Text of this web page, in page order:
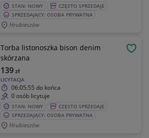
STAN: NOWY
CZĘSTO SPRZEDAJE
SPRZEDAJĄCY: OSOBA PRYWATNA
Hrubieszów
Torba listonoszka bison denim
skórzana
LICYTACJA
139zł
06:05:55 do końca
0 osób licytuje
STAN: NOWY
CZĘSTO SPRZEDAJE
SPRZEDAJĄCY: OSOBA PRYWATNA
Hrubieszów